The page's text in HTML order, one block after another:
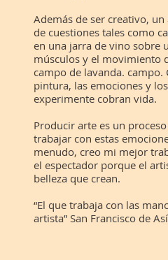
Además de ser creativo,
de cuestiones tales como
en una jarra de vino sobre
músculos y el movimiento
campo de lavanda. campo.
pintura, las emociones y
experimente cobran vida.
Producir arte es un
trabajar con estas
menudo, creo mi mejor
el espectador porque el
belleza que crean.
“El que trabaja con las
artista” San Francisco de